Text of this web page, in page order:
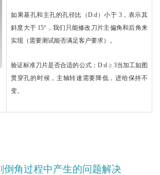
如果基孔和主孔的孔径比（D:d）小于 3，表示其
斜度大于 15°，我们只能修改刀片主偏角和后角来
实现（需要测试能否满足客户要求）。
验证标准刀片是否合适的公式：D:d ≥ 3当加工如图
贯穿孔的时候，主轴转速需要降低，进给保持不
变。
倒角过程中产生的问题解决